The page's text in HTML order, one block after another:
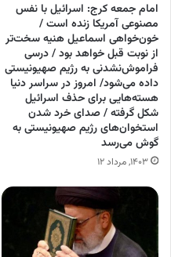
امام جمعه کرج: اسرائیل با نفس
مصنوعی آمریکا زنده است /
خون‌خواهی اسماعیل هنیه سخت‌تر
از نوبت قبل خواهد بود / درسی
فراموش‌نشدنی به رژیم صهیونیستی
داده می‌شود/ امروز در سراسر دنیا
هسته‌هایی برای حذف اسرائیل
شکل گرفته / صدای خرد شدن
استخوان‌های رژیم صهیونیستی به
گوش می‌رسد
۱۴۰۳, مرداد ۱۲